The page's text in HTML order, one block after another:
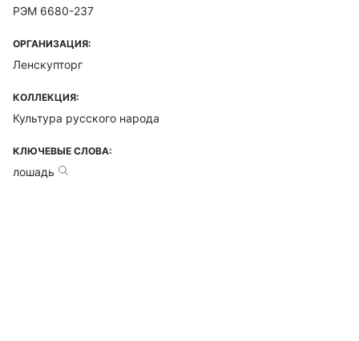
РЭМ 6680-237
ОРГАНИЗАЦИЯ:
Ленскупторг
КОЛЛЕКЦИЯ:
Культура русского народа
КЛЮЧЕВЫЕ СЛОВА:
лошадь